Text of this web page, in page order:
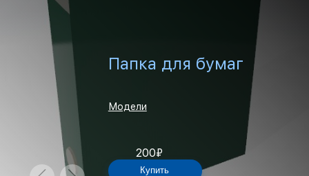
Папка для бумаг
Модели
200₽
Купить